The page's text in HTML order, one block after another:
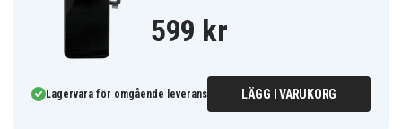
599 kr
Lagervara för omgående leverans LÄGG I VARUKORG